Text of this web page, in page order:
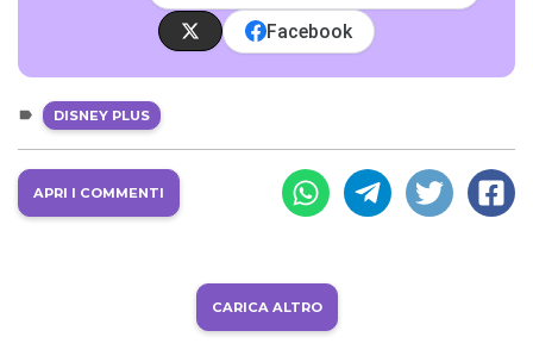
Facebook
DISNEY PLUS
APRI I COMMENTI
CARICA ALTRO